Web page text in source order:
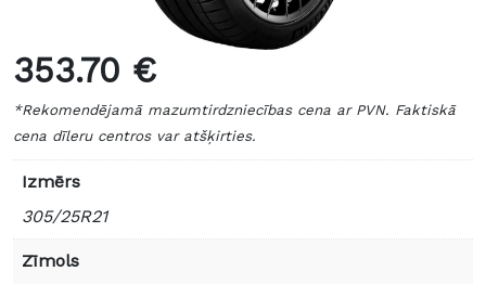
353.70 €
*Rekomendējamā mazumtirdzniecības cena ar PVN. Faktiskā
cena dīleru centros var atšķirties.
Izmērs
305/25R21
Zīmols